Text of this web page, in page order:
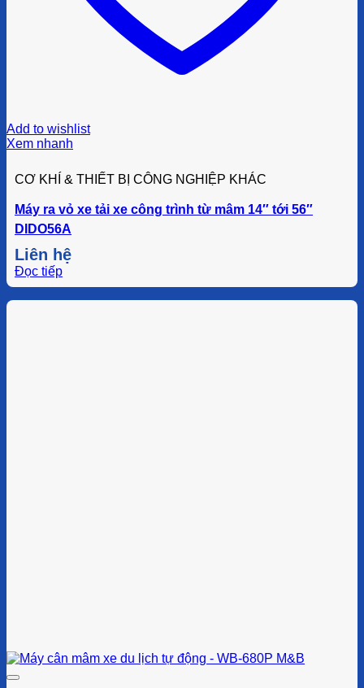
Add to wishlist
Xem nhanh
CƠ KHÍ & THIẾT BỊ CÔNG NGHIỆP KHÁC
Máy ra vỏ xe tải xe công trình từ mâm 14″ tới 56″
DIDO56A
Liên hệ
Đọc tiếp